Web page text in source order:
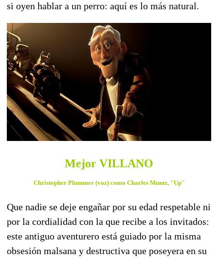
si oyen hablar a un perro: aquí es lo más natural.
Mejor VILLANO
Christopher Plummer (voz) como Charles Muntz, "Up"
Que nadie se deje engañar por su edad respetable ni
por la cordialidad con la que recibe a los invitados:
este antiguo aventurero está guiado por la misma
obsesión malsana y destructiva que poseyera en su